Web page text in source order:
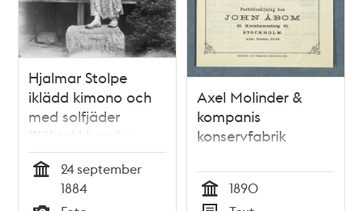
Hjalmar Stolpe
iklädd kimono och
med solfjäder
(fläkta) i handen
24 september
1884
Axel Molinder &
kompanis
konservfabrik
Tid
1890